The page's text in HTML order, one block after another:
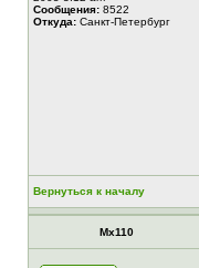
Сообщения: 8522
Откуда: Санкт-Петербург
Вернуться к началу
Mx110